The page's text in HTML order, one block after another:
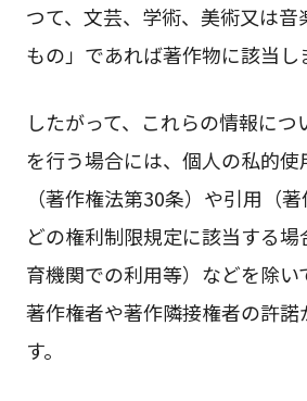
つて、文芸、学術、美術又は音
もの」であれば著作物に該当し
したがって、これらの情報につ
を行う場合には、個人の私的
（著作権法第30条）や引用（
どの権利制限規定に該当する
育機関での利用等）などを除い
著作権者や著作隣接権者の許諾
す。